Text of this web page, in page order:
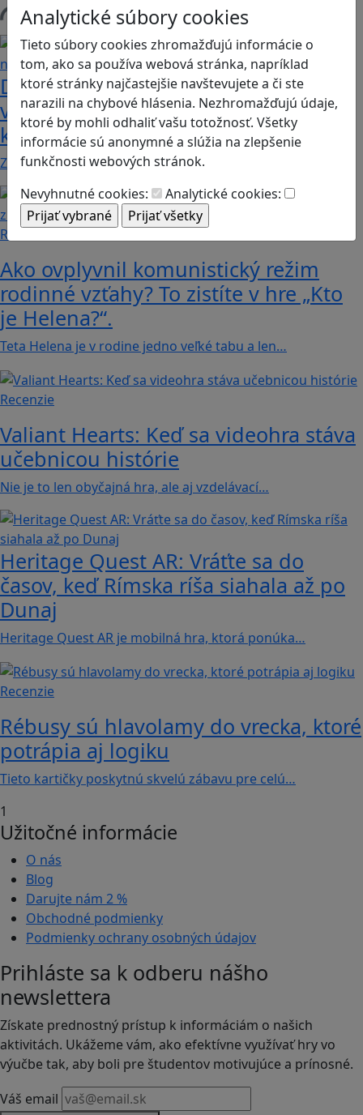
Analytické súbory cookies
Tieto súbory cookies zhromažďujú informácie o
tom, ako sa používa webová stránka, napríklad
ktoré stránky najčastejšie navštevujete a či ste
narazili na chybové hlásenia. Nezhromažďujú údaje,
ktoré by mohli odhaliť vašu totožnosť. Všetky
informácie sú anonymné a slúžia na zlepšenie
funkčnosti webových stránok.
Nevyhnutné cookies:
Analytické cookies:
Načítam blogy
Dobrodružstvá Mimi a Lízy vo
videohre? Dvojica neoddeliteľných
kamarátok už aj ako herné postavy
Značku Mimi a Líza by sme mohli označiť priam za…
Recenzie
Ako ovplyvnil komunistický režim
rodinné vzťahy? To zistíte v hre „Kto
je Helena?“.
Teta Helena je v rodine jedno veľké tabu a len…
Recenzie
Valiant Hearts: Keď sa videohra stáva
učebnicou histórie
Nie je to len obyčajná hra, ale aj vzdelávací…
Heritage Quest AR: Vráťte sa do
časov, keď Rímska ríša siahala až po
Dunaj
Heritage Quest AR je mobilná hra, ktorá ponúka…
Recenzie
Rébusy sú hlavolamy do vrecka, ktoré
potrápia aj logiku
Tieto kartičky poskytnú skvelú zábavu pre celú…
1
Užitočné informácie
O nás
Blog
Darujte nám 2 %
Obchodné podmienky
Podmienky ochrany osobných údajov
Prihláste sa k odberu nášho
newslettera
Získate prednostný prístup k informáciám o našich
aktivitách. Ukážeme vám, ako efektívne využívať hry vo
výučbe tak, aby boli pre študentov motivujúce a prínosné.
Váš email